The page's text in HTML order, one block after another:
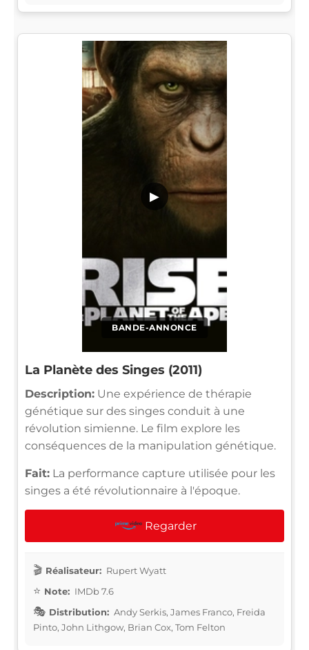
BANDE-ANNONCE
▶
La Planète des Singes (2011)
Description: Une expérience de thérapie
génétique sur des singes conduit à une
révolution simienne. Le film explore les
conséquences de la manipulation génétique.
Fait: La performance capture utilisée pour les
singes a été révolutionnaire à l'époque.
Regarder
Réalisateur: Rupert Wyatt
Note: IMDb 7.6
Distribution: Andy Serkis, James Franco, Freida
Pinto, John Lithgow, Brian Cox, Tom Felton